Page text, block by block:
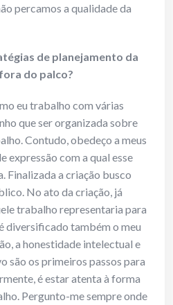
percamos a qualidade da
de planejamento da
do palco?
eu trabalho com várias
que ser organizada sobre
Contudo, obedeço a meus
expressão com a qual esse
Finalizada a criação busco
No ato da criação, já
trabalho representaria para
diversificado também o meu
a honestidade intelectual e
são os primeiros passos para
é estar atenta à forma
Pergunto-me sempre onde